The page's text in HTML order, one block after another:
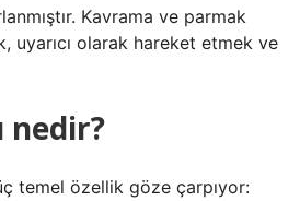
Kavrama ve parmak
uyarıcı olarak hareket etmek ve
nedir?
temel özellik göze çarpıyor: